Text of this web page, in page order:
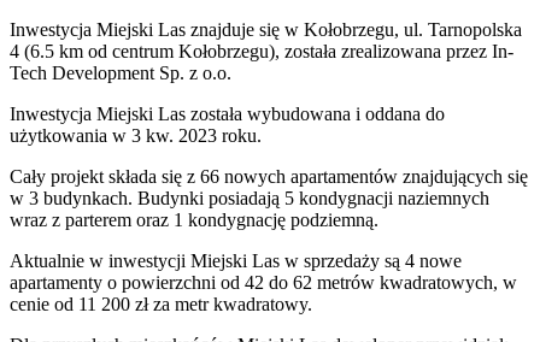
Inwestycja Miejski Las znajduje się w Kołobrzegu, ul. Tarnopolska
4 (6.5 km od centrum Kołobrzegu), została zrealizowana przez In-
Tech Development Sp. z o.o.
Inwestycja Miejski Las została wybudowana i oddana do
użytkowania w 3 kw. 2023 roku.
Cały projekt składa się z 66 nowych apartamentów znajdujących się
w 3 budynkach. Budynki posiadają 5 kondygnacji naziemnych
wraz z parterem oraz 1 kondygnację podziemną.
Aktualnie w inwestycji Miejski Las w sprzedaży są 4 nowe
apartamenty o powierzchni od 42 do 62 metrów kwadratowych, w
cenie od 11 200 zł za metr kwadratowy.